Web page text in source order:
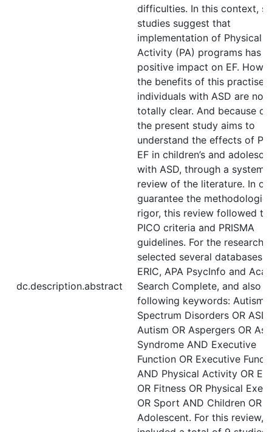
dc.description.abstract
difficulties. In this context,
studies suggest that
implementation of Physical
Activity (PA) programs has a
positive impact on EF.
the benefits of this practise
individuals with ASD are not
totally clear. And because of
the present study aims to
understand the effects of PA
EF in children’s and
with ASD, through a
review of the literature. In
guarantee the
rigor, this review followed
PICO criteria and PRISMA
guidelines. For the research
selected several databases
ERIC, APA PsycInfo and
Search Complete, and also
following keywords: Autism
Spectrum Disorders OR ASD
Autism OR Aspergers OR
Syndrome AND Executive
Function OR Executive
AND Physical Activity OR
OR Fitness OR Physical
OR Sport AND Children OR
Adolescent. For this review,